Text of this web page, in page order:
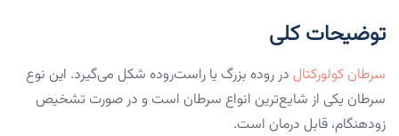
توضیحات کلی
سرطان کولورکتال در روده بزرگ یا راست‌روده شکل می‌گیرد. این نوع
سرطان یکی از شایع‌ترین انواع سرطان است و در صورت تشخیص
زودهنگام، قابل درمان است.